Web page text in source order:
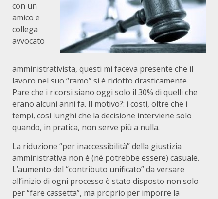
con un
amico e
collega
avvocato
amministrativista, questi mi faceva presente che il
lavoro nel suo “ramo” si è ridotto drasticamente.
Pare che i ricorsi siano oggi solo il 30% di quelli che
erano alcuni anni fa. Il motivo?: i costi, oltre che i
tempi, così lunghi che la decisione interviene solo
quando, in pratica, non serve più a nulla.
La riduzione “per inaccessibilità” della giustizia
amministrativa non è (né potrebbe essere) casuale.
L’aumento del “contributo unificato” da versare
all’inizio di ogni processo è stato disposto non solo
per “fare cassetta”, ma proprio per imporre la